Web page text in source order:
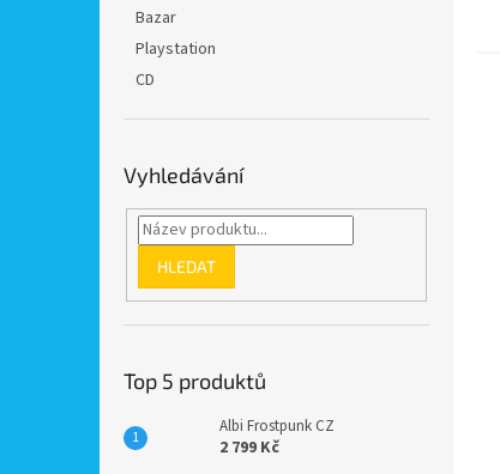
Bazar
Playstation
CD
Vyhledávání
HLEDAT
Top 5 produktů
Albi Frostpunk CZ
2 799 Kč